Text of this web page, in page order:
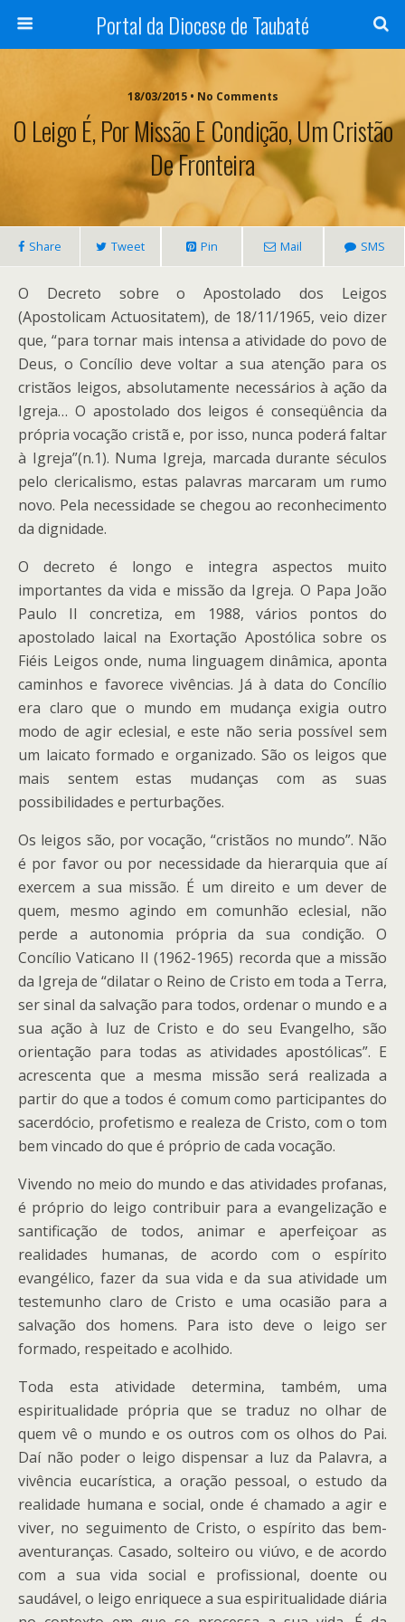
Portal da Diocese de Taubaté
18/03/2015 • No Comments
O Leigo É, Por Missão E Condição, Um Cristão
De Fronteira
Share Tweet Pin Mail SMS
O Decreto sobre o Apostolado dos Leigos
(Apostolicam Actuositatem), de 18/11/1965, veio dizer
que, “para tornar mais intensa a atividade do povo de
Deus, o Concílio deve voltar a sua atenção para os
cristãos leigos, absolutamente necessários à ação da
Igreja… O apostolado dos leigos é conseqüência da
própria vocação cristã e, por isso, nunca poderá faltar
à Igreja”(n.1). Numa Igreja, marcada durante séculos
pelo clericalismo, estas palavras marcaram um rumo
novo. Pela necessidade se chegou ao reconhecimento
da dignidade.
O decreto é longo e integra aspectos muito
importantes da vida e missão da Igreja. O Papa João
Paulo II concretiza, em 1988, vários pontos do
apostolado laical na Exortação Apostólica sobre os
Fiéis Leigos onde, numa linguagem dinâmica, aponta
caminhos e favorece vivências. Já à data do Concílio
era claro que o mundo em mudança exigia outro
modo de agir eclesial, e este não seria possível sem
um laicato formado e organizado. São os leigos que
mais sentem estas mudanças com as suas
possibilidades e perturbações.
Os leigos são, por vocação, “cristãos no mundo”. Não
é por favor ou por necessidade da hierarquia que aí
exercem a sua missão. É um direito e um dever de
quem, mesmo agindo em comunhão eclesial, não
perde a autonomia própria da sua condição. O
Concílio Vaticano II (1962-1965) recorda que a missão
da Igreja de “dilatar o Reino de Cristo em toda a Terra,
ser sinal da salvação para todos, ordenar o mundo e a
sua ação à luz de Cristo e do seu Evangelho, são
orientação para todas as atividades apostólicas”. E
acrescenta que a mesma missão será realizada a
partir do que a todos é comum como participantes do
sacerdócio, profetismo e realeza de Cristo, com o tom
bem vincado do que é próprio de cada vocação.
Vivendo no meio do mundo e das atividades profanas,
é próprio do leigo contribuir para a evangelização e
santificação de todos, animar e aperfeiçoar as
realidades humanas, de acordo com o espírito
evangélico, fazer da sua vida e da sua atividade um
testemunho claro de Cristo e uma ocasião para a
salvação dos homens. Para isto deve o leigo ser
formado, respeitado e acolhido.
Toda esta atividade determina, também, uma
espiritualidade própria que se traduz no olhar de
quem vê o mundo e os outros com os olhos do Pai.
Daí não poder o leigo dispensar a luz da Palavra, a
vivência eucarística, a oração pessoal, o estudo da
realidade humana e social, onde é chamado a agir e
viver, no seguimento de Cristo, o espírito das bem-
aventuranças. Casado, solteiro ou viúvo, e de acordo
com a sua vida social e profissional, doente ou
saudável, o leigo enriquece a sua espiritualidade diária